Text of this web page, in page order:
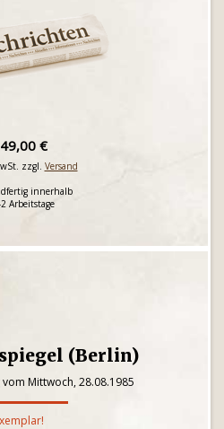
49,00 €
zzgl. Versand
innerhalb
Arbeitstage
(Berlin)
Mittwoch, 28.08.1985